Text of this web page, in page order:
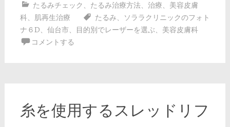
たるみチェック 、 たるみ治療方法、 治療、 美容皮膚
科、 肌再生治療 たるみ、
ソララクリニックのフォト
ナ６D、 仙台市、 目的別でレーザーを選ぶ、 美容皮膚科
コメントする
糸を使用するスレッドリフ